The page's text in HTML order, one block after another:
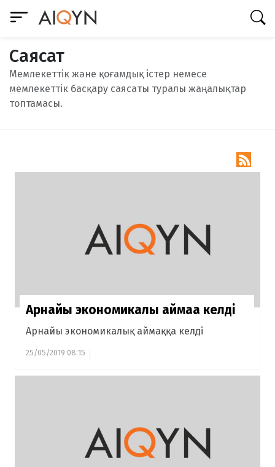
Саясат
Мемлекеттік және қоғамдық істер немесе
мемлекеттік басқару саясаты туралы жаңалықтар
топтамасы.

Арнайы экономикалық аймаққа келді
Арнайы экономикалық аймаққа келді
25/05/2019 08:15